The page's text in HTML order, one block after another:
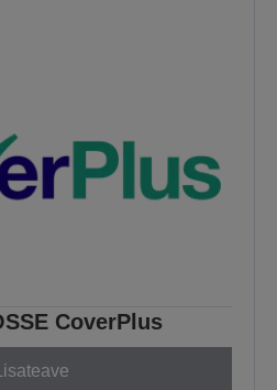
CoverPlus
Lisateave